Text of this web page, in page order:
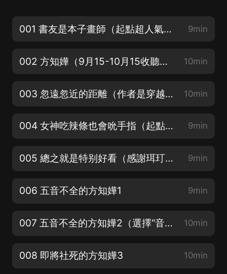
001 書友是本子畫師（起點超人氣浪漫青春劇，歡迎月票/訂閱/評論!） 9min
002 方知嬅（9月15-10月15收聽訂閱，不要錯過！） 10min
003 忽遠忽近的距離（作者是穿越過來的嗎？小本子放核汙水！） 10min
004 女神吃辣條也會吮手指（起點超人氣浪漫青春作品，千萬别錯過的優秀佳作！） 9min
005 總之就是特别好看（感謝珥玎玎、風清揚、碩昀等一眾優質CV參演） 9min
006 五音不全的方知嬅1 9min
007 五音不全的方知嬅2（選擇“音質選擇”的“超高音質”-“環繞立體聲”音質更優） 10min
008 即將社死的方知嬅3 10min